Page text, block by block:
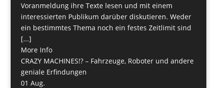
Voranmeldung ihre Texte lesen und mit einem
interessierten Publikum darüber diskutieren. Weder
ein bestimmtes Thema noch ein festes Zeitlimit sind
[...]
More Info
CRAZY MACHINES!? – Fahrzeuge, Roboter und andere
geniale Erfindungen
01 Aug.